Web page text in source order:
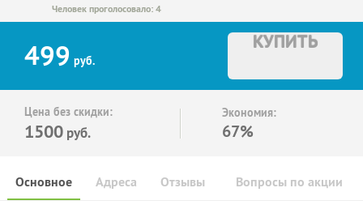
Человек проголосовало: 4
499 руб.
КУПИТЬ
Цена без скидки:
1500 руб.
Экономия:
67%
Основное Отзывы Вопросы по акции
Адреса